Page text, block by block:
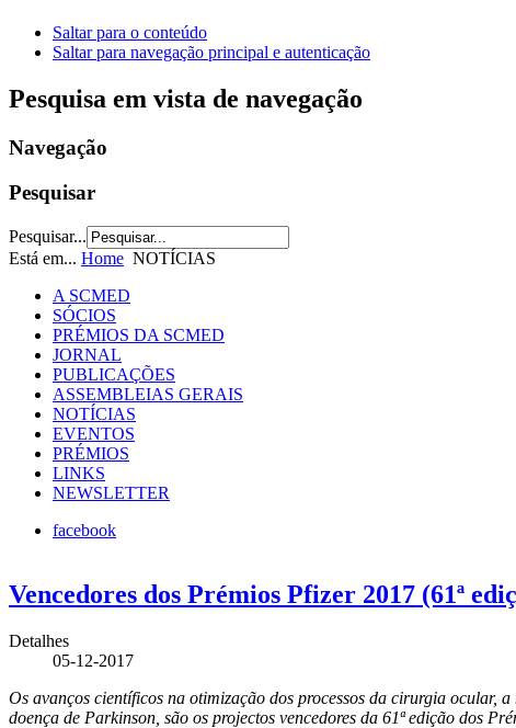
Saltar para o conteúdo
Saltar para navegação principal e autenticação
Pesquisa em vista de navegação
Navegação
Pesquisar
Pesquisar...
Está em... Home NOTÍCIAS
A SCMED
SÓCIOS
PRÉMIOS DA SCMED
JORNAL
PUBLICAÇÕES
ASSEMBLEIAS GERAIS
NOTÍCIAS
EVENTOS
PRÉMIOS
LINKS
NEWSLETTER
facebook
Vencedores dos Prémios Pfizer 2017 (61ª
Detalhes
05-12-2017
Os avanços científicos na otimização dos processos da cirurgia
doença de Parkinson, são os projectos vencedores da 61ª edição dos